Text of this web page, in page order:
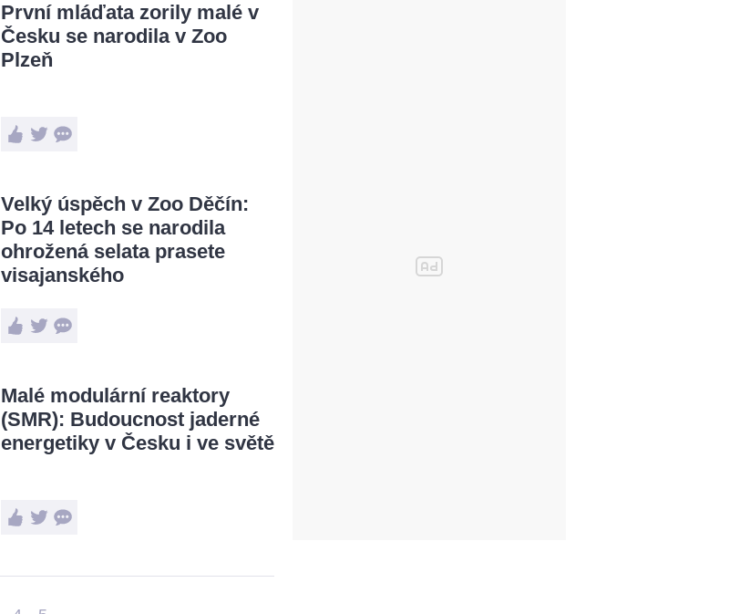
První mláďata zorily malé v
Česku se narodila v Zoo
Plzeň
Velký úspěch v Zoo Děčín:
Po 14 letech se narodila
ohrožená selata prasete
visajanského
Malé modulární reaktory
(SMR): Budoucnost jaderné
energetiky v Česku i ve světě